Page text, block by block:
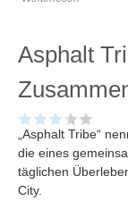
Asphalt
„Asphalt Tribe“
die eines
täglichen
City.